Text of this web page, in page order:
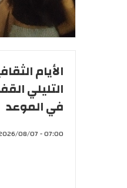
الأيام
التليلي
في الموعد
07:00 - 2026/08/07